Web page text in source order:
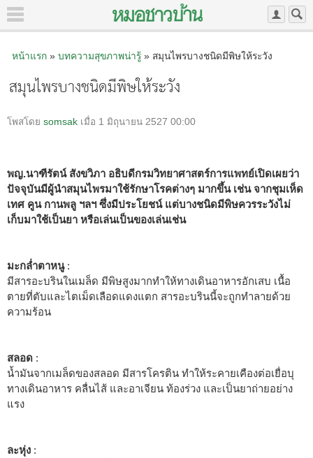
หน้าแรก» บทความสุขภาพน่ารู้» สมุนไพรบางชนิดมีพิษให้ระวัง
สมุนไพรบางชนิดมีพิษให้ระวัง
โพสโดย somsak เมื่อ 1 มิถุนายน 2527 00:00
พญ.นาฑีรัตน์ สังขวิภา อธิบดีกรมวิทยาศาสตร์การแพทย์เปิดเผยว่า
ปัจจุบันมีผู้นำสมุนไพรมาใช้รักษาโรคต่างๆ มากขึ้น เช่น จากชุมเห็ด
เทศ คูน กานพลู ฯลฯ ซึ่งมีประโยชน์ แต่บางชนิดมีพิษควรระวังไม่
เก็บมาใช้เป็นยา หรือเล่นเป็นของเล่นเช่น
มะกล่ำตาหนู:
มีสารอะบรินในเมล็ด มีพิษสูงมากทำให้ทางเดินอาหารอักเสบ เนื้อ
ตายที่ตับและไตเม็ดเลือดแดงแตก สารอะบรินนี้จะถูกทำลายด้วย
ความร้อน
สลอด :
น้ำมันจากเมล็ดของสลอด มีสารโครติน ทำให้ระคายเคืองต่อเยื่อบุ
ทางเดินอาหาร คลื่นไส้ และอาเจียน ท้องร่วง และเป็นยาถ่ายอย่าง
แรง
ละหุ่ง :